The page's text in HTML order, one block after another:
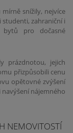
snížily, nejvíce
studenti, zahraniční i
bytů pro dočasné
prázdnotou, jejich
přizpůsobili cenu
opětovné zvýšení
navýšení nájemného
NEMOVITOSTÍ